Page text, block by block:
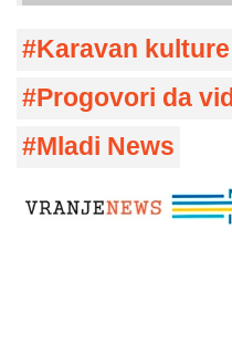
Karavan
Progovori da
Mladi News